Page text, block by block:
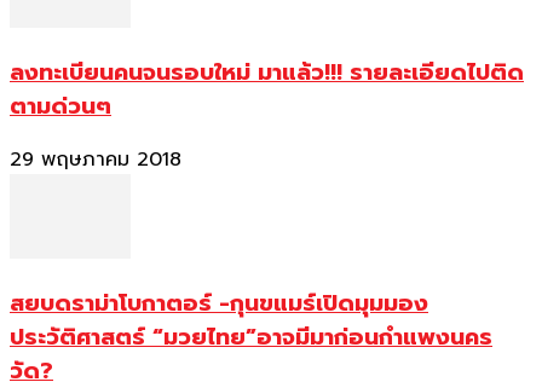
ลงทะเบียนคนจนรอบใหม่ มาแล้ว!!! รายละเอียดไปติด
ตามด่วนๆ
29 พฤษภาคม 2018
สยบดราม่าโบกาตอร์ -กุนขแมร์เปิดมุมมอง
ประวัติศาสตร์ “มวยไทย”อาจมีมาก่อนกำแพงนคร
วัด?